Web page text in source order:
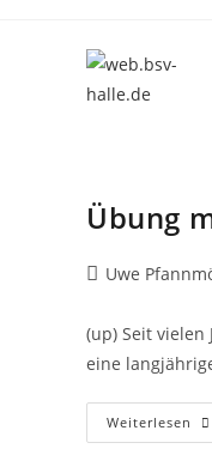
Übung
Beitrags-
Uwe
(up) Seit
eine
Weiterlesen